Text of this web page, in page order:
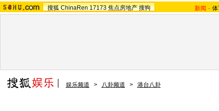
搜狐 ChinaRen 17173 焦点房地产 搜狗 新闻 -
娱乐频道 > 八卦频道 > 港台八卦